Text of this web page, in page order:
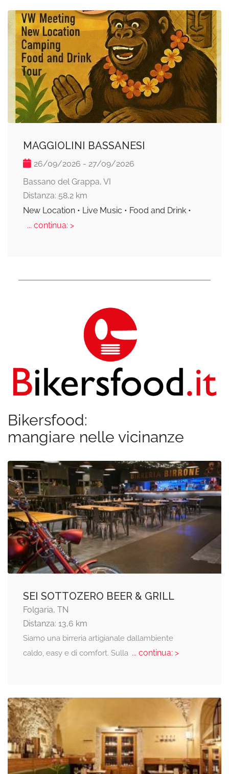
MAGGIOLINI BASSANESI
26/09/2026 - 27/09/2026
Bassano del Grappa, VI
Distanza: 58,2 km
New Location • Live Music • Food and Drink •
... continua: >
Bikersfood:
mangiare nelle vicinanze
SEI SOTTOZERO BEER & GRILL
Folgaria, TN
Distanza: 13,6 km
Siamo una birreria artigianale dallambiente
caldo, easy e di comfort. Sulla... continua: >